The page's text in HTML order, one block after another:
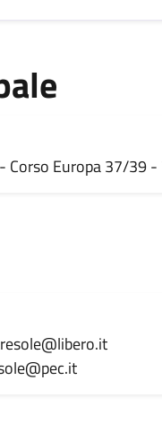
Corso Europa 37/39